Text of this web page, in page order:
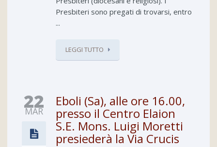
Presbiteri sono pregati di trovarsi, entro
...
LEGGI TUTTO
22
MAR
Eboli (Sa), alle ore 16.00,
presso il Centro Elaion
S.E. Mons. Luigi Moretti
presiederà la Via Crucis